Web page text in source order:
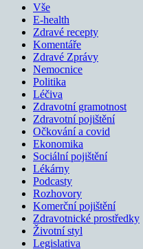
Vše
E-health
Zdravé recepty
Komentáře
Zdravé Zprávy
Nemocnice
Politika
Léčiva
Zdravotní gramotnost
Zdravotní pojištění
Očkování a covid
Ekonomika
Sociální pojištění
Lékárny
Podcasty
Rozhovory
Komerční pojištění
Zdravotnické prostředky
Životní styl
Legislativa